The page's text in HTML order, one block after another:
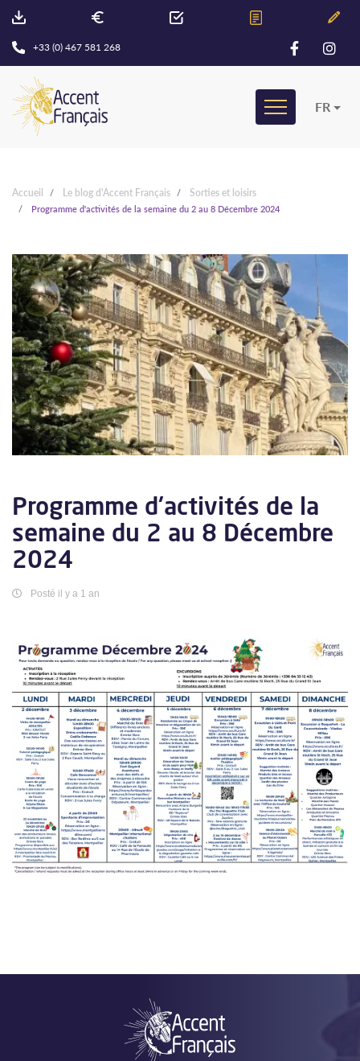
+33 (0) 467 581 268
FR
Accueil Le blog d'Accent Français Sorties et loisirs
Programme d'activités de la semaine du 2 au 8 Décembre 2024
Programme d'activités de la
semaine du 2 au 8 Décembre
2024
Posté il y a 1 an